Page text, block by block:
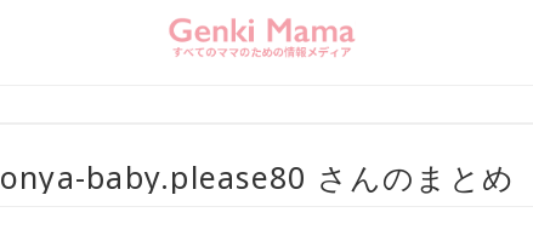
baby.please80 さんのまとめ